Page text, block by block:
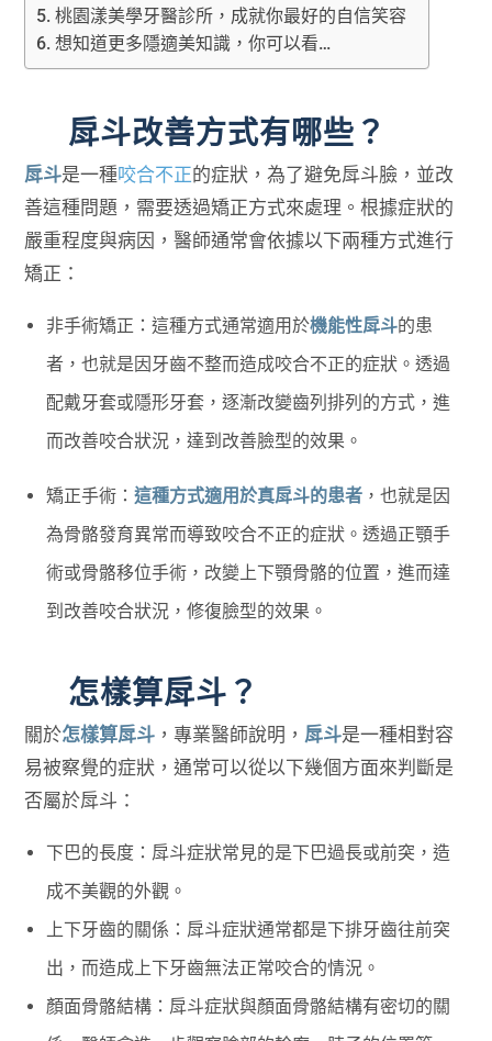
桃園漾美學牙醫診所，成就你最好的自信笑容
想知道更多隱適美知識，你可以看…
戽斗改善方式有哪些？
戽斗是一種咬合不正的症狀，為了避免戽斗臉，並改
善這種問題，需要透過矯正方式來處理。根據症狀的
嚴重程度與病因，醫師通常會依據以下兩種方式進行
矯正：
非手術矯正：這種方式通常適用於機能性戽斗的患
者，也就是因牙齒不整而造成咬合不正的症狀。透過
配戴牙套或隱形牙套，逐漸改變齒列排列的方式，進
而改善咬合狀況，達到改善臉型的效果。
矯正手術：這種方式適用於真戽斗的患者 ，也就是因
為骨骼發育異常而導致咬合不正的症狀。透過正顎手
術或骨骼移位手術，改變上下顎骨骼的位置，進而達
到改善咬合狀況，修復臉型的效果。
怎樣算戽斗？
關於怎樣算戽斗 ，專業醫師說明， 戽斗是一種相對容
易被察覺的症狀，通常可以從以下幾個方面來判斷是
否屬於戽斗：
下巴的長度：戽斗症狀常見的是下巴過長或前突，造
成不美觀的外觀。
上下牙齒的關係：戽斗症狀通常都是下排牙齒往前突
出，而造成上下牙齒無法正常咬合的情況。
顏面骨骼結構：戽斗症狀與顏面骨骼結構有密切的關